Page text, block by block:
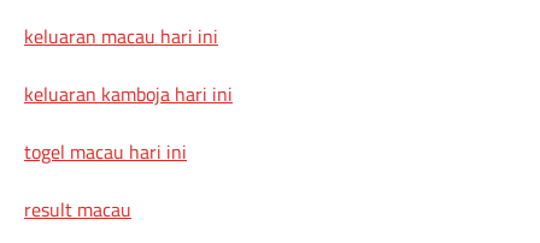
keluaran macau hari ini
keluaran kamboja hari ini
togel macau hari ini
result macau